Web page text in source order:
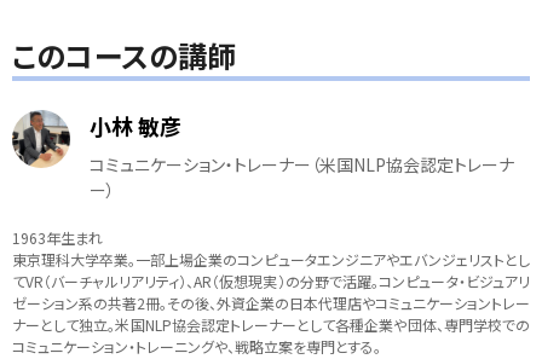
このコースの講師
小林 敏彦
コミュニケーション・トレーナー（米国NLP協会認定トレーナ
ー）
1963年生まれ
東京理科大学卒業。一部上場企業のコンピュータエンジニアやエバンジェリストとし
てVR（バーチャルリアリティ）、AR（仮想現実）の分野で活躍。コンピュータ・ビジュアリ
ゼーション系の共著2冊。その後、外資企業の日本代理店やコミュニケーショントレー
ナーとして独立。米国NLP協会認定トレーナーとして各種企業や団体、専門学校での
コミュニケーション・トレーニングや、戦略立案を専門とする。